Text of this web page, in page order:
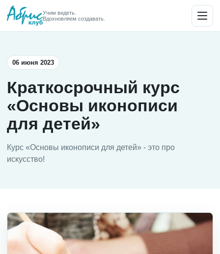
Учим видеть.
Вдохновляем создавать.
06 июня 2023
Краткосрочный курс
«Основы иконописи
для детей»
Курс «Основы иконописи для детей» - это про
искусство!